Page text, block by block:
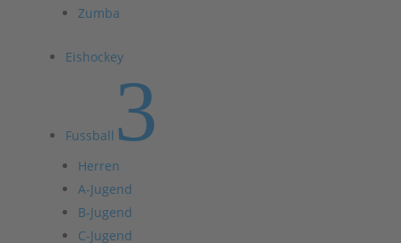
Zumba
Eishockey
Fussball 3
Herren
A-Jugend
B-Jugend
C-Jugend